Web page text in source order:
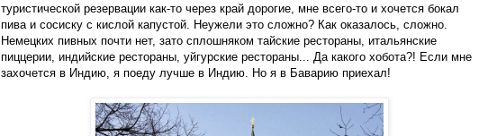
туристической резервации как-то через край дорогие, мне всего-то и хочется бокал
пива и сосиску с кислой капустой. Неужели это сложно? Как оказалось, сложно.
Немецких пивных почти нет, зато сплошняком тайские рестораны, итальянские
пиццерии, индийские рестораны, уйгурские рестораны... Да какого хобота?! Если мне
захочется в Индию, я поеду лучше в Индию. Но я в Баварию приехал!